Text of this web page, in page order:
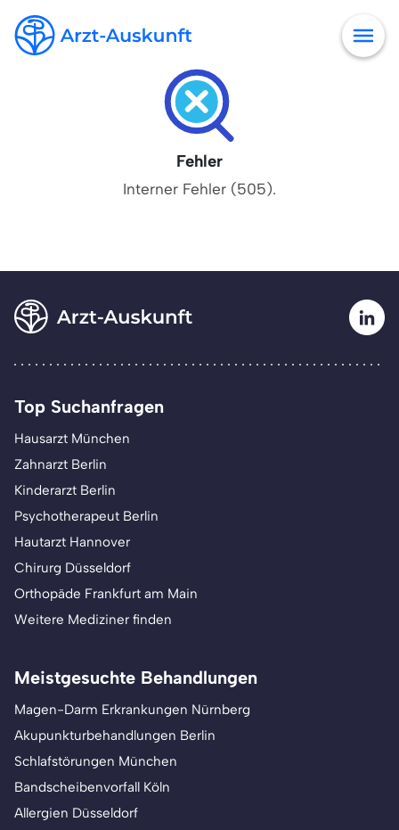
Fehler
Interner Fehler (505).
Top Suchanfragen
Hausarzt München
Zahnarzt Berlin
Kinderarzt Berlin
Psychotherapeut Berlin
Hautarzt Hannover
Chirurg Düsseldorf
Orthopäde Frankfurt am Main
Weitere Mediziner finden
Meistgesuchte Behandlungen
Magen-Darm Erkrankungen Nürnberg
Akupunkturbehandlungen Berlin
Schlafstörungen München
Bandscheibenvorfall Köln
Allergien Düsseldorf